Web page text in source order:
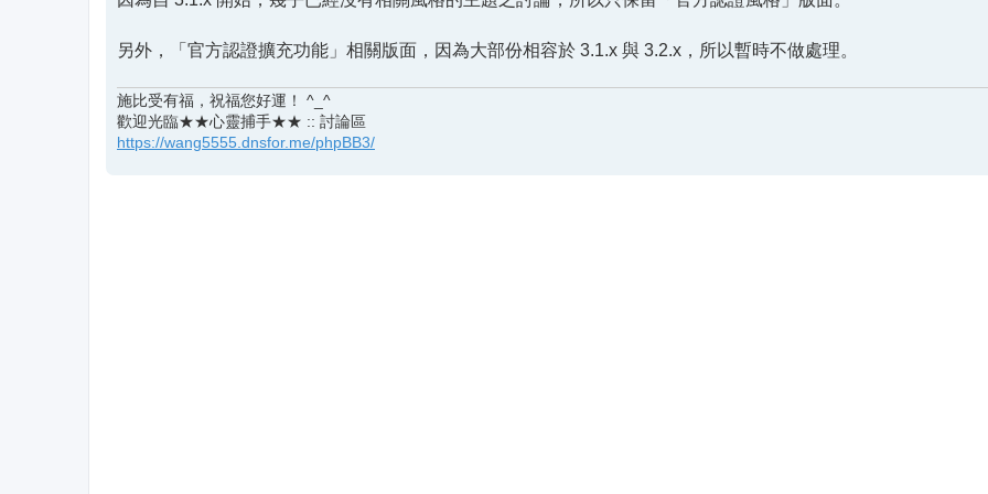
另外，「官方認證擴充功能」相關版面，因為大部份相容於 3.1.x 與 3.2.x，所以暫時不做處理。
施比受有福，祝福您好運！ ^_^
歡迎光臨★★心靈捕手★★ :: 討論區
https://wang5555.dnsfor.me/phpBB3/